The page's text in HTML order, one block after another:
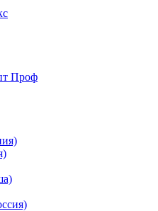
нейтральные
(антигрибковые)
и краски
патина
мрамора)
вихрей)
Проф